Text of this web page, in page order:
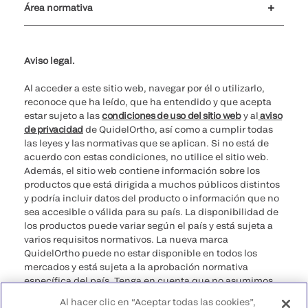
Área normativa
Aviso legal.
Al acceder a este sitio web, navegar por él o utilizarlo,
reconoce que ha leído, que ha entendido y que acepta
estar sujeto a lascondiciones de uso del sitio weby alaviso
de privacidad de QuidelOrtho, así como a cumplir todas
las leyes y las normativas que se aplican. Si no está de
acuerdo con estas condiciones, no utilice el sitio web.
Además, el sitio web contiene información sobre los
productos que está dirigida a muchos públicos distintos
y podría incluir datos del producto o información que no
sea accesible o válida para su país. La disponibilidad de
los productos puede variar según el país y está sujeta a
varios requisitos normativos. La nueva marca
QuidelOrtho puede no estar disponible en todos los
mercados y está sujeta a la aprobación normativa
específica del país. Tenga en cuenta que no asumimos
Al hacer clic en “Aceptar todas las cookies”,